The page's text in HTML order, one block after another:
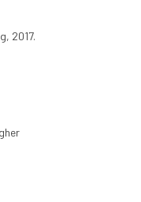
2017.